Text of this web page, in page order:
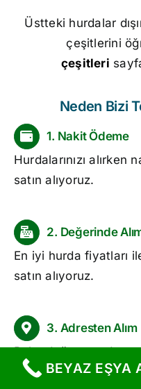
Üstteki hurdalar
çeşitlerini
çeşitleri
Neden Bizi
1. Nakit Ödeme
Hurdalarınızı
satın alıyoruz.
2. Değerinde
En iyi hurda fiyatları
satın alıyoruz.
3. Adresten Alım
Bulunduğunuz adrese
yerinden alıyoruz.
BEYAZ EŞYA